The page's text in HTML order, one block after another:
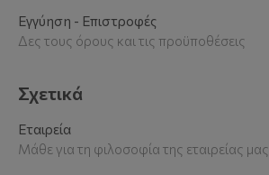
Εγγύηση - Επιστροφές
Δες τους όρους και τις προϋποθέσεις
Σχετικά
Εταιρεία
Μάθε για τη φιλοσοφία της εταιρείας μας